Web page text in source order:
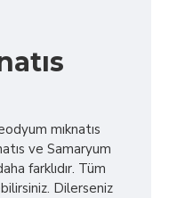
mıknatıs
ve Samaryum
farklıdır. Tüm
Dilerseniz